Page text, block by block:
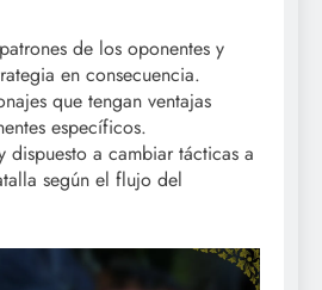
de los oponentes y
en consecuencia.
que tengan ventajas
específicos.
dispuesto a cambiar tácticas a
según el flujo del